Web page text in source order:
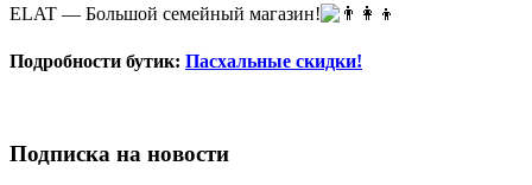
ELAT — Большой семейный магазин!
Подробности бутик: Пасхальные скидки!
Подписка на новости